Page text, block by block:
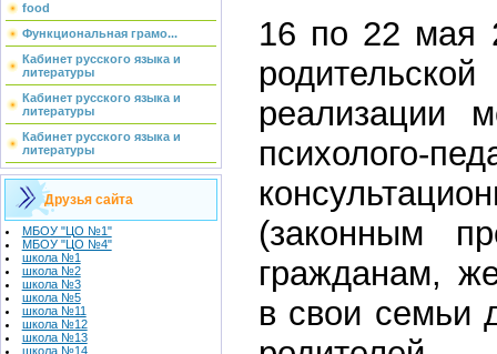
food
Функциональная грамо...
Кабинет русского языка и
литературы
Кабинет русского языка и
литературы
Кабинет русского языка и
литературы
Друзья сайта
МБОУ "ЦО №1"
МБОУ "ЦО №4"
школа №1
школа №2
школа №3
школа №5
школа №11
школа №12
школа №13
школа №14
16 по 22 мая
реализации
психолого-
(законным
гражданам,
в свои семьи